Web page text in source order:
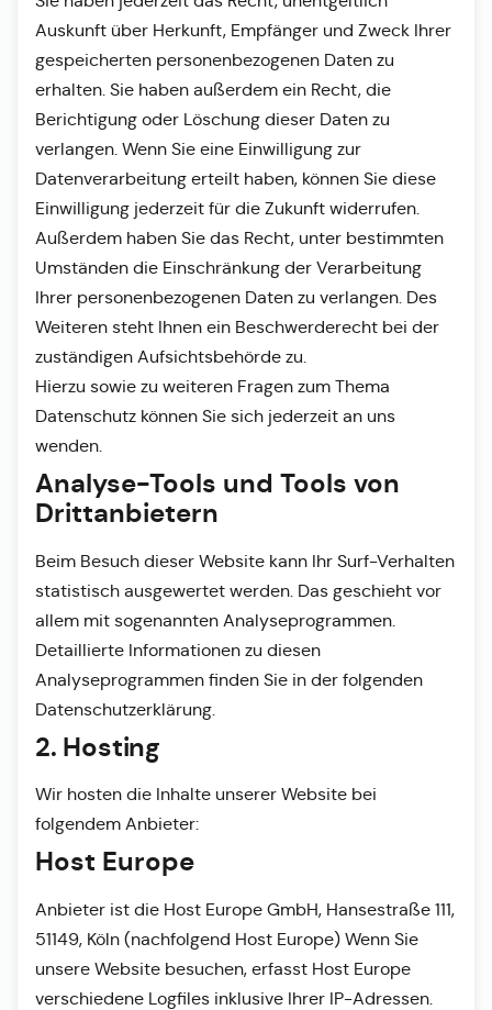
Auskunft über Herkunft, Empfänger und Zweck Ihrer
gespeicherten personenbezogenen Daten zu
erhalten. Sie haben außerdem ein Recht, die
Berichtigung oder Löschung dieser Daten zu
verlangen. Wenn Sie eine Einwilligung zur
Datenverarbeitung erteilt haben, können Sie diese
Einwilligung jederzeit für die Zukunft widerrufen.
Außerdem haben Sie das Recht, unter bestimmten
Umständen die Einschränkung der Verarbeitung
Ihrer personenbezogenen Daten zu verlangen. Des
Weiteren steht Ihnen ein Beschwerderecht bei der
zuständigen Aufsichtsbehörde zu.
Hierzu sowie zu weiteren Fragen zum Thema
Datenschutz können Sie sich jederzeit an uns
wenden.
Analyse-Tools und Tools von
Dritt­anbietern
Beim Besuch dieser Website kann Ihr Surf-Verhalten
statistisch ausgewertet werden. Das geschieht vor
allem mit sogenannten Analyseprogrammen.
Detaillierte Informationen zu diesen
Analyseprogrammen finden Sie in der folgenden
Datenschutzerklärung.
2. Hosting
Wir hosten die Inhalte unserer Website bei
folgendem Anbieter:
Host Europe
Anbieter ist die Host Europe GmbH, Hansestraße 111,
51149, Köln (nachfolgend Host Europe) Wenn Sie
unsere Website besuchen, erfasst Host Europe
verschiedene Logfiles inklusive Ihrer IP-Adressen.